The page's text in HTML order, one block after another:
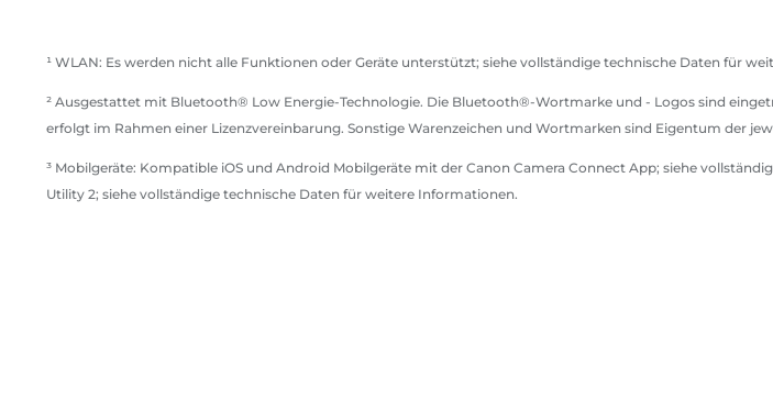
¹ WLAN: Es werden nicht alle Funktionen oder Geräte unterstützt; siehe vollständige technische Daten für
² Ausgestattet mit Bluetooth® Low Energie-Technologie. Die Bluetooth®-Wortmarke und - Logos sind
erfolgt im Rahmen einer Lizenzvereinbarung. Sonstige Warenzeichen und Wortmarken sind Eigentum der
³ Mobilgeräte: Kompatible iOS und Android Mobilgeräte mit der Canon Camera Connect App; siehe
Utility 2; siehe vollständige technische Daten für weitere Informationen.